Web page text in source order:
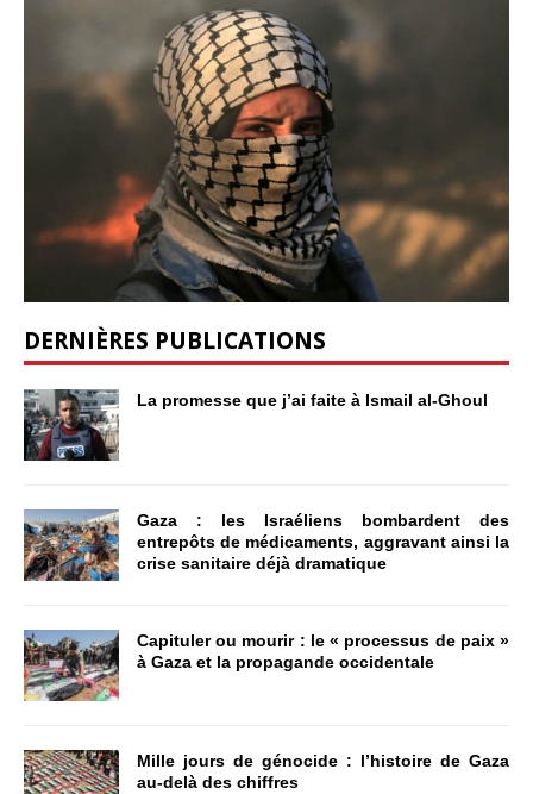
DERNIÈRES PUBLICATIONS
La promesse que j’ai faite à Ismail al-Ghoul
Gaza : les Israéliens bombardent des
entrepôts de médicaments, aggravant ainsi la
crise sanitaire déjà dramatique
Capituler ou mourir : le « processus de paix »
à Gaza et la propagande occidentale
Mille jours de génocide : l’histoire de Gaza
au-delà des chiffres